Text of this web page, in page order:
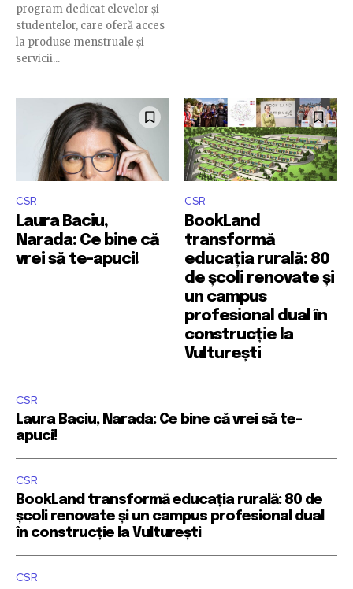
program dedicat elevelor și
studentelor, care oferă acces
la produse menstruale și
servicii...
CSR
Laura Baciu,
Narada: Ce bine că
vrei să te-apuci!
CSR
BookLand
transformă
educația rurală: 80
de școli renovate și
un campus
profesional dual în
construcție la
Vulturești
CSR
Laura Baciu, Narada: Ce bine că vrei să te-
apuci!
CSR
BookLand transformă educația rurală: 80 de
școli renovate și un campus profesional dual
în construcție la Vulturești
CSR